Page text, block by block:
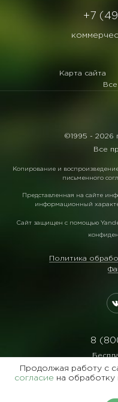
+7
Карта сайта
©1995 - 2026
Все
Копирование и
письменного
Представленная на сайте
информационный
Сайт защищен с помощью
Политика
8
ООО
Продолжая работу с
согласие на обработку